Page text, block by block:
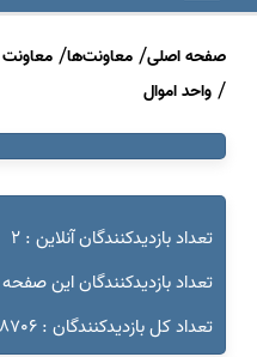
صفحه اصلی معاونت‌ها
واحد اموال
تعداد بازدیدکنندگان آنلاین : 2
تعداد بازدیدکنندگان این صفحه :
تعداد کل بازدیدکنندگان : 958706